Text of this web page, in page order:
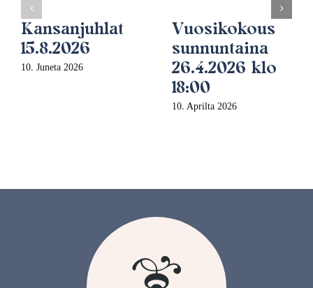
Kansanjuhlat
15.8.2026
10. Juneta 2026
Vuosikokous
sunnuntaina
26.4.2026 klo
18:00
10. Aprilta 2026